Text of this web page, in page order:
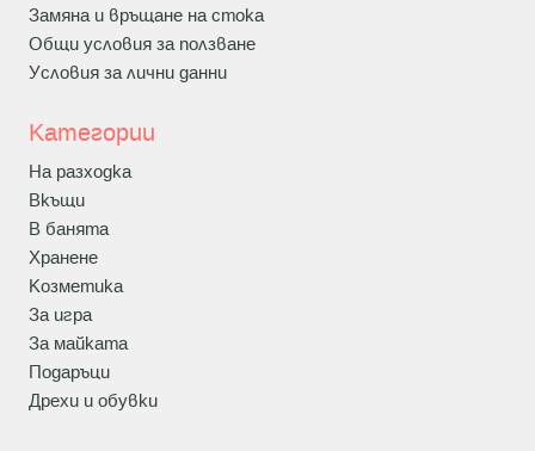
Замяна и връщане на стока
Общи условия за ползване
Условия за лични данни
Категории
На разходка
Вкъщи
В банята
Хранене
Козметика
За игра
За майката
Подаръци
Дрехи и обувки